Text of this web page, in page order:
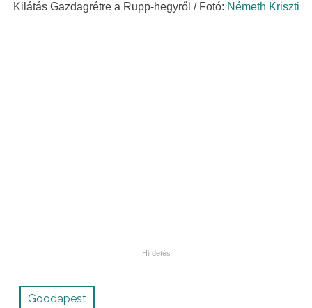
Kilátás Gazdagrétre a Rupp-hegyről / Fotó: Németh Kriszti
Goodapest